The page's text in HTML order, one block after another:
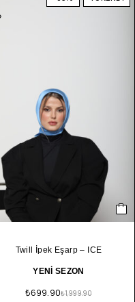
Twill İpek Eşarp – ICE
YENİ SEZON
₺1,999.90
₺699.90